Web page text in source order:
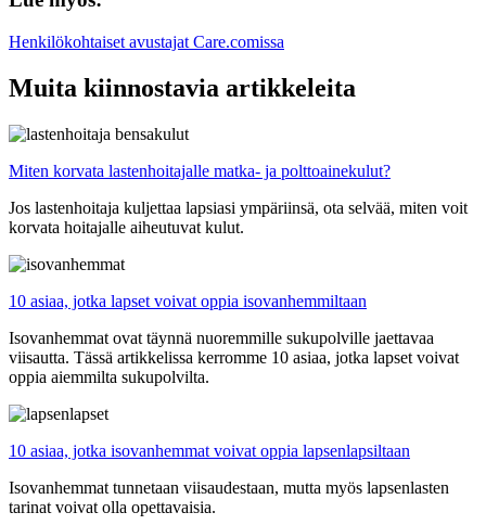
Henkilökohtaiset avustajat Care.comissa
Muita kiinnostavia artikkeleita
Miten korvata lastenhoitajalle matka- ja polttoainekulut?
Jos lastenhoitaja kuljettaa lapsiasi ympäriinsä, ota selvää, miten voit
korvata hoitajalle aiheutuvat kulut.
10 asiaa, jotka lapset voivat oppia isovanhemmiltaan
Isovanhemmat ovat täynnä nuoremmille sukupolville jaettavaa
viisautta. Tässä artikkelissa kerromme 10 asiaa, jotka lapset voivat
oppia aiemmilta sukupolvilta.
10 asiaa, jotka isovanhemmat voivat oppia lapsenlapsiltaan
Isovanhemmat tunnetaan viisaudestaan, mutta myös lapsenlasten
tarinat voivat olla opettavaisia.